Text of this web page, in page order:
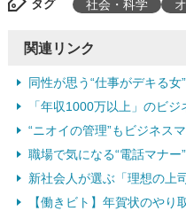
タグ 社会・科学
関連リンク
同性が思う“仕事がデキる
「年収1000万以上」のビ
“ニオイの管理”もビジネス
職場で気になる“電話マナ
新社会人が選ぶ「理想の上
【働きビト】年賀状のや